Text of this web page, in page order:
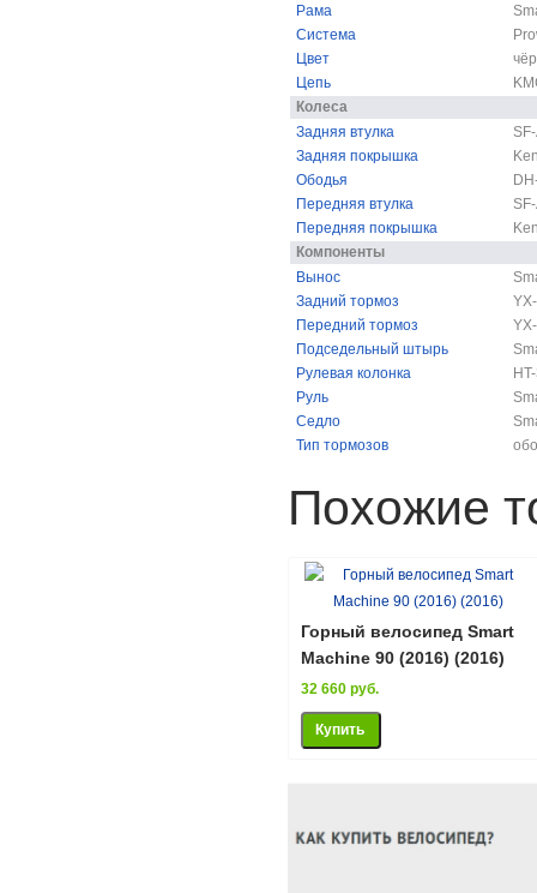
Рама
Система
Цвет
Цепь
Колеса
Задняя втулка
Задняя покрышка
Ободья
Передняя втулка
Передняя покрышка
Компоненты
Вынос
Задний тормоз
Передний тормоз
Подседельный штырь
Рулевая колонка
Руль
Седло
Тип тормозов
Похожие
Горный велосипед Smart
Machine 90 (2016) (2016)
32 660 руб.